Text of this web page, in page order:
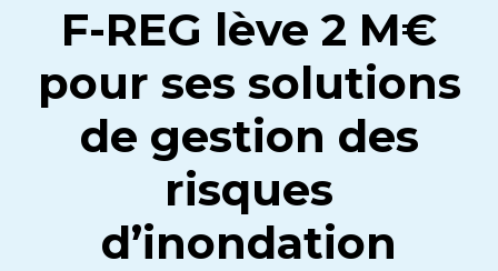
F-REG lève 2 M€
pour ses solutions
de gestion des
risques
d’inondation